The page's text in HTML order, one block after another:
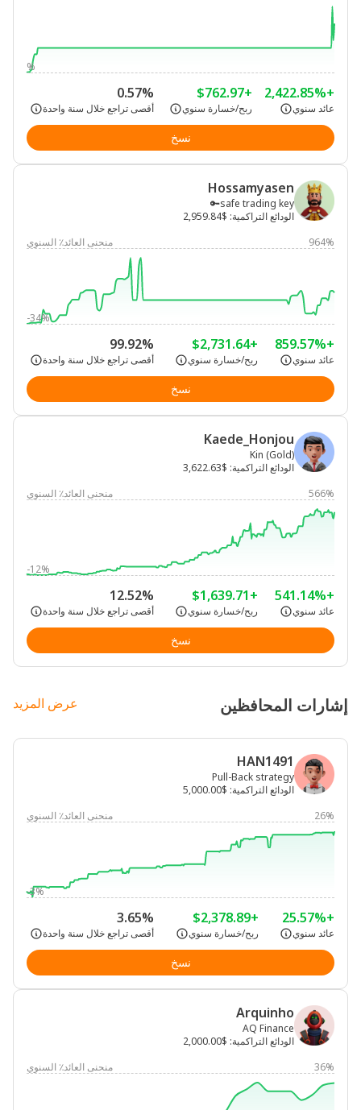
%
+2,422.85%
عائد سنوي
+$762.97
ربح/خسارة سنوي
0.57%
أقصى تراجع خلال سنة واحدة
نسخ
Hossamyasen
safe trading key🔑
الودائع التراكمية:
$2,959.84
964%
منحنى العائد٪ السنوي
-34%
+859.57%
عائد سنوي
+$2,731.64
ربح/خسارة سنوي
99.92%
أقصى تراجع خلال سنة واحدة
نسخ
Kaede_Honjou
Kin (Gold)
الودائع التراكمية:
$3,622.63
566%
منحنى العائد٪ السنوي
-12%
+541.14%
عائد سنوي
+$1,639.71
ربح/خسارة سنوي
12.52%
أقصى تراجع خلال سنة واحدة
نسخ
إشارات المحافظين عرض المزيد
HAN1491
Pull-Back strategy
الودائع التراكمية:
$5,000.00
26%
منحنى العائد٪ السنوي
-3%
+25.57%
عائد سنوي
+$2,378.89
ربح/خسارة سنوي
3.65%
أقصى تراجع خلال سنة واحدة
نسخ
Arquinho
AQ Finance
الودائع التراكمية:
$2,000.00
36%
منحنى العائد٪ السنوي